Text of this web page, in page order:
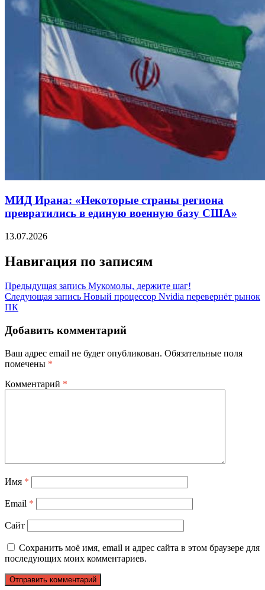
МИД Ирана: «Некоторые страны региона
превратились в единую военную базу США»
13.07.2026
Навигация по записям
Предыдущая запись Мукомолы, держите шаг!
Следующая запись Новый процессор Nvidia перевернёт рынок
ПК
Добавить комментарий
Ваш адрес email не будет опубликован. Обязательные поля
помечены *
Комментарий *
Имя *
Email *
Сайт
Сохранить моё имя, email и адрес сайта в этом браузере для
последующих моих комментариев.